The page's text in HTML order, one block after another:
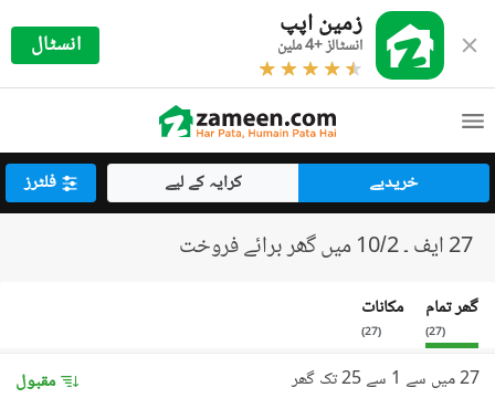
زمین اپپ
انسٹالز +4 ملین انسٹال
خریدیے کرایہ کے لیے فلٹرز
27 ایف ۔ 10/2 میں گھر برائے فروخت
گھر تمام
(
27
)
مکانات
(
27
)
27 میں سے 1 سے 25 تک گھر مقبول